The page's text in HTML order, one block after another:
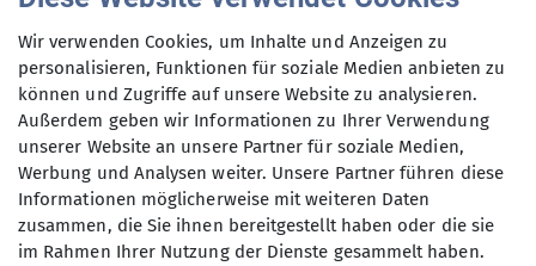
Wir freuen uns sehr, im Outdoor-Bereich mit den
freien Angebote durchstarten zu können. Wenn
ihr schon neugierig seid, was wir euch im April
bieten, schaut unbedingt in unseren Newsletter
Hier findet ihr alle aktuellen Infos zu unseren
Veranstaltungen und Angeboten. Für die
Basketballer*innen gibt es noch einen kleinen
Zuschlag in der Halle zwischen Ostern und
Wir verwenden Cookies, um Inhalte und Anzeigen zu
personalisieren, Funktionen für soziale Medien anbieten zu
können und Zugriffe auf unsere Website zu analysieren.
Außerdem geben wir Informationen zu Ihrer Verwendung
unserer Website an unsere Partner für soziale Medien,
Werbung und Analysen weiter. Unsere Partner führen diese
Informationen möglicherweise mit weiteren Daten
zusammen, die Sie ihnen bereitgestellt haben oder die sie
im Rahmen Ihrer Nutzung der Dienste gesammelt haben.